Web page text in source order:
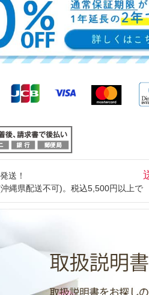
送！
縄県配送不可)。税込5,500円以上で